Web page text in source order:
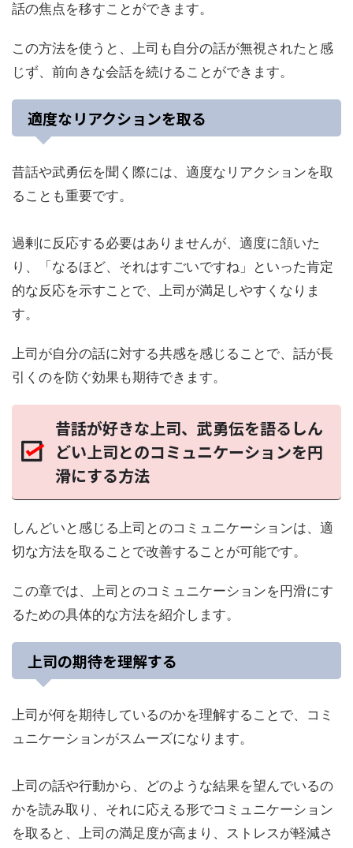
話の焦点を移すことができます。
この方法を使うと、上司も自分の話が無視されたと感
じず、前向きな会話を続けることができます。
適度なリアクションを取る
昔話や武勇伝を聞く際には、適度なリアクションを取
ることも重要です。
過剰に反応する必要はありませんが、適度に頷いた
り、「なるほど、それはすごいですね」といった肯定
的な反応を示すことで、上司が満足しやすくなりま
す。
上司が自分の話に対する共感を感じることで、話が長
引くのを防ぐ効果も期待できます。
昔話が好きな上司、武勇伝を語るしん
どい上司とのコミュニケーションを円
滑にする方法
しんどいと感じる上司とのコミュニケーションは、適
切な方法を取ることで改善することが可能です。
この章では、上司とのコミュニケーションを円滑にす
るための具体的な方法を紹介します。
上司の期待を理解する
上司が何を期待しているのかを理解することで、コミ
ュニケーションがスムーズになります。
上司の話や行動から、どのような結果を望んでいるの
かを読み取り、それに応える形でコミュニケーション
を取ると、上司の満足度が高まり、ストレスが軽減さ